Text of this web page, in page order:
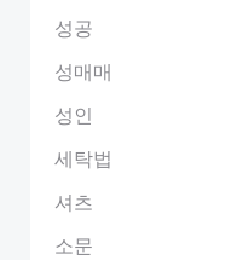
성공
성매매
성인
세탁법
셔츠
소문